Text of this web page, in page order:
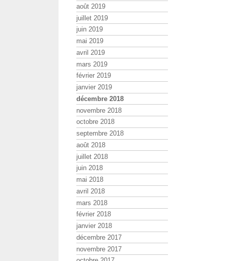
août 2019
juillet 2019
juin 2019
mai 2019
avril 2019
mars 2019
février 2019
janvier 2019
décembre 2018
novembre 2018
octobre 2018
septembre 2018
août 2018
juillet 2018
juin 2018
mai 2018
avril 2018
mars 2018
février 2018
janvier 2018
décembre 2017
novembre 2017